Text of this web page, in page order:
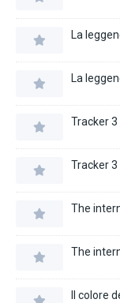
La
La
Tracker
Tracker
The
The
Il colore